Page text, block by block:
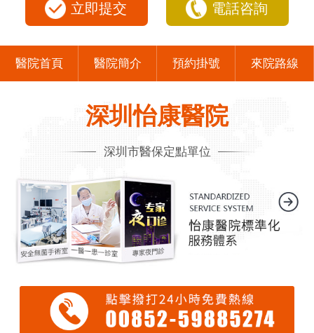
立即提交 電話咨詢
醫院首頁 醫院簡介 預約掛號 來院路線
深圳怡康醫院
深圳市醫保定點單位